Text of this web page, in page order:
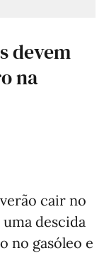
devem
na
cair no
descida
no gasóleo e